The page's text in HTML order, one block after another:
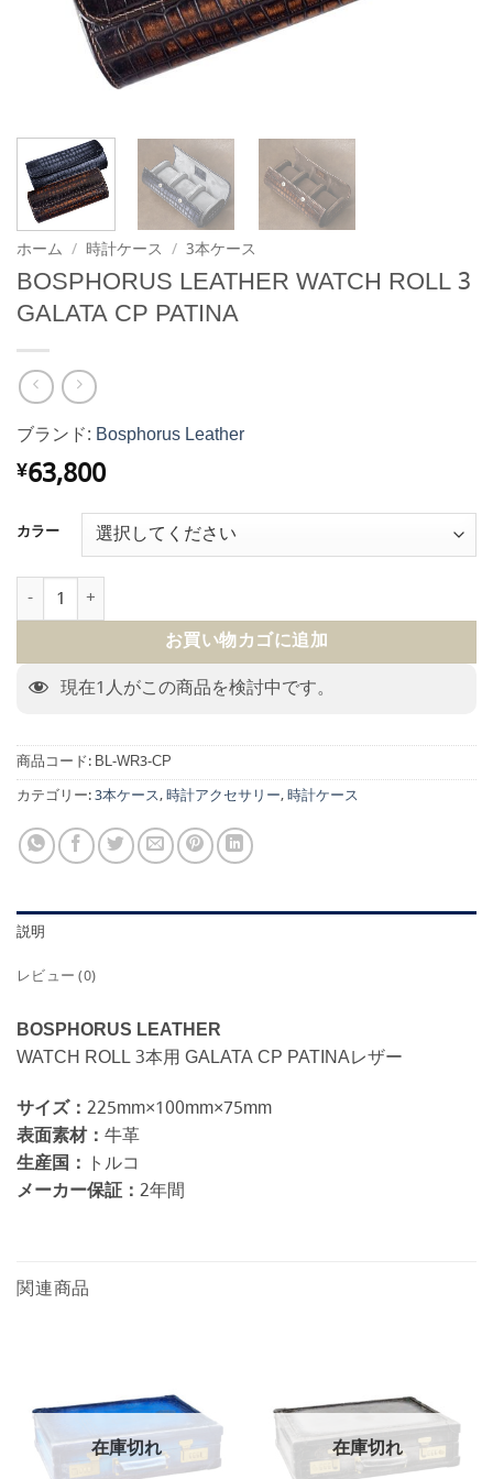
ホーム / 時計ケース / 3本ケース
BOSPHORUS LEATHER WATCH ROLL 3
GALATA CP PATINA
ブランド: Bosphorus Leather
¥63,800
カラー
BOSPHORUS LEATHER WATCH ROLL 3 GALATA CP PATINA個
お買い物カゴに追加
現在1人がこの商品を検討中です。
商品コード:BL-WR3-CP
カテゴリー:3本ケース,時計アクセサリー,時計ケース
説明
レビュー (0)
BOSPHORUS LEATHER
WATCH ROLL 3本用 GALATA CP PATINAレザー
サイズ： 225mm×100mm×75mm
表面素材： 牛革
生産国： トルコ
メーカー保証： 2年間
関連商品
在庫切れ 在庫切れ